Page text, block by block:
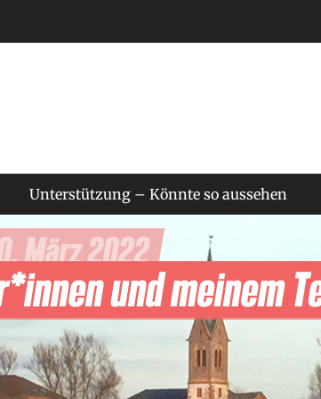
Unterstützung – Könnte so aussehen